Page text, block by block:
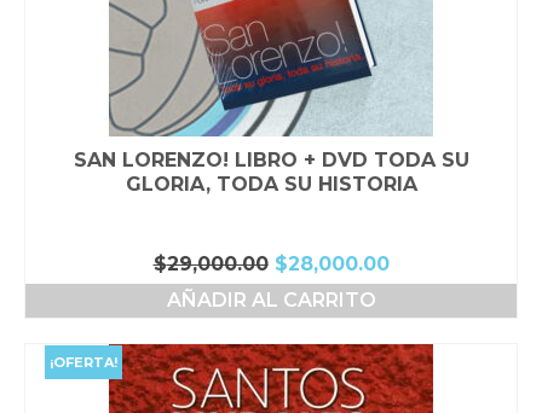
SAN LORENZO! LIBRO + DVD TODA SU
GLORIA, TODA SU HISTORIA
$29,000.00 El
precio
original
$29,000.00.
$28,000.00El
precio
$28,000.00.
AÑADIR AL CARRITO
¡OFERTA!